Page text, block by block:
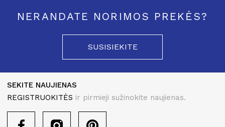
NERANDATE NORIMOS PREKĖS?
SUSISIEKITE
SEKITE NAUJIENAS
REGISTRUOKITĖS ir pirmieji sužinokite naujienas.